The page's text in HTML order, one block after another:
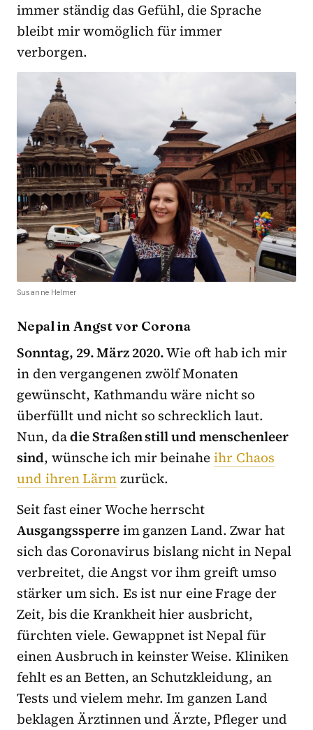
immer ständig das Gefühl, die Sprache
bleibt mir womöglich für immer
verborgen.
Susanne Helmer
Nepal in Angst vor Corona
Sonntag, 29. März 2020.Wie oft hab ich mir
in den vergangenen zwölf Monaten
gewünscht, Kathmandu wäre nicht so
überfüllt und nicht so schrecklich laut.
Nun, dadie Straßen still und menschenleer
sind, wünsche ich mir beinaheihr Chaos
und ihren Lärmzurück.
Seit fast einer Woche herrscht
Ausgangssperreim ganzen Land. Zwar hat
sich das Coronavirus bislang nicht in Nepal
verbreitet, die Angst vor ihm greift umso
stärker um sich. Es ist nur eine Frage der
Zeit, bis die Krankheit hier ausbricht,
fürchten viele. Gewappnet ist Nepal für
einen Ausbruch in keinster Weise. Kliniken
fehlt es an Betten, an Schutzkleidung, an
Tests und vielem mehr. Im ganzen Land
beklagen Ärztinnen und Ärzte, Pfleger und